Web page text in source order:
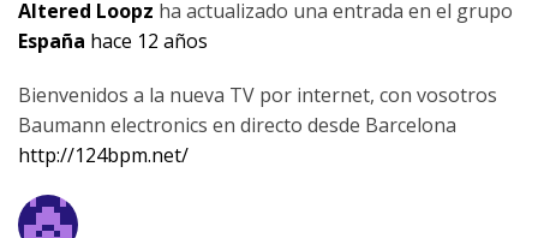
Altered Loopz ha actualizado una entrada en el grupo
España hace 12 años
Bienvenidos a la nueva TV por internet, con vosotros
Baumann electronics en directo desde Barcelona
http://124bpm.net/